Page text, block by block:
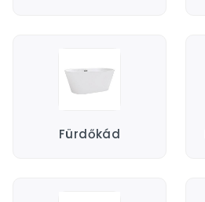
Fürdőkád